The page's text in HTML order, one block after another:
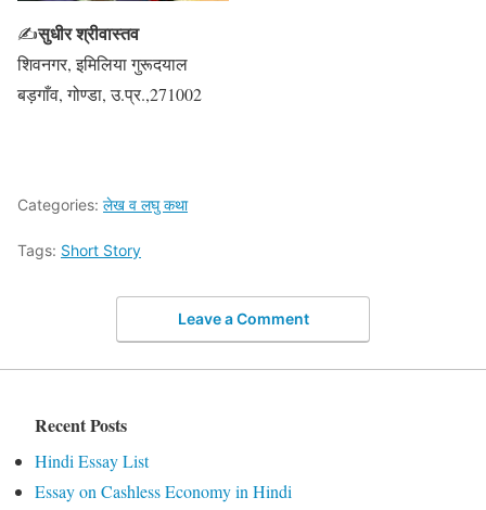
✍सुधीर श्रीवास्तव
शिवनगर, इमिलिया गुरूदयाल
बड़गाँव, गोण्डा, उ.प्र.,271002
Categories: लेख व लघु कथा
Tags: Short Story
Leave a Comment
Recent Posts
Hindi Essay List
Essay on Cashless Economy in Hindi